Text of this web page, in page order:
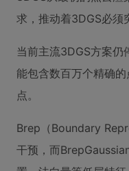
求，推动着3DGS必须
当前主流3DGS方案仍
能包含数百万个精确
点。
Brep（Boundary
干预，而